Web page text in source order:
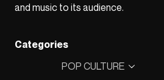
and music to its audience.
Categories
POP CULTURE